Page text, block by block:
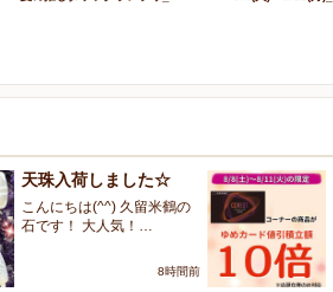
天珠入荷しました☆
こんにちは(^^) 久留米鶴の
石です！ 大人気！…
8時間前